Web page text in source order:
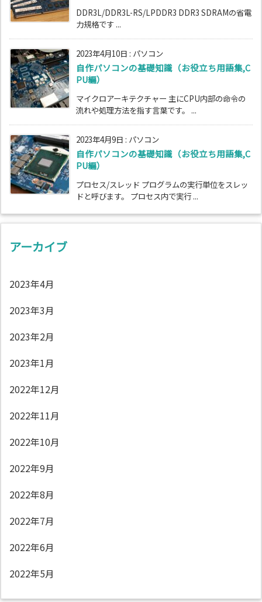
DDR3L/DDR3L-RS/LPDDR3 DDR3 SDRAMの省電
力規格です ...
2023年4月10日 : パソコン
自作パソコンの基礎知識（お役立ち用語集,C
PU編）
マイクロアーキテクチャー 主にCPU内部の命令の
流れや処理方法を指す言葉です。 ...
2023年4月9日 : パソコン
自作パソコンの基礎知識（お役立ち用語集,C
PU編）
プロセス/スレッド プログラムの実行単位をスレッ
ドと呼びます。 プロセス内で実行 ...
アーカイブ
2023年4月
2023年3月
2023年2月
2023年1月
2022年12月
2022年11月
2022年10月
2022年9月
2022年8月
2022年7月
2022年6月
2022年5月